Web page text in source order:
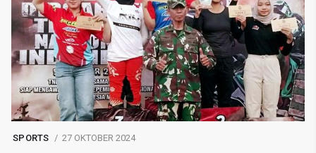
SPORTS 27 OKTOBER 2024